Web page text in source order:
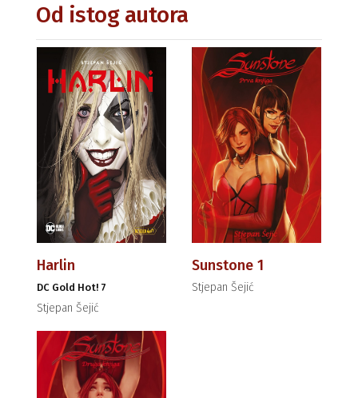
Od istog autora
Harlin
DC Gold Hot! 7
Stjepan Šejić
Sunstone 1
Stjepan Šejić